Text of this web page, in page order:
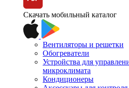
Скачать мобильный каталог
Вентиляторы и решетки
Обогреватели
Устройства для
микроклимата
Кондиционеры